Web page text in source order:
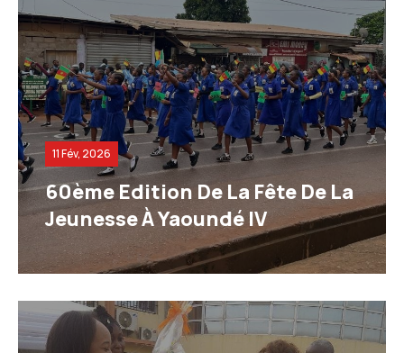
11 Fév, 2026
60ème Edition De La Fête De La
Jeunesse À Yaoundé IV